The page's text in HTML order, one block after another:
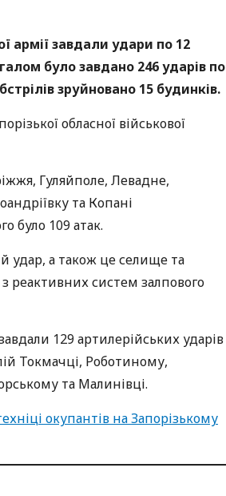
армії завдали удари по 12
було завдано 246 ударів по
зруйновано 15 будинків.
обласної військової
Гуляйполе, Левадне,
та Копані
було 109 атак.
удар, а також це селище та
реактивних систем залпового
129 артилерійських ударів
Токмачці, Роботиному,
та Малинівці.
окупантів на Запорізькому